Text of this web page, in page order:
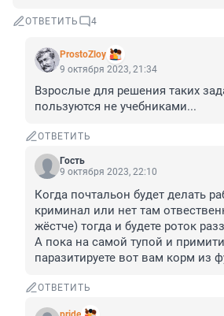
ОТВЕТИТЬ 4
ProstoZloy
9 октября 2023, 21:34
Взрослые для решения таких
пользуются не учебниками...
ОТВЕТИТЬ
Гость
9 октября 2023, 22:10
Когда почтальон будет делать
криминал или нет там
жёстче) тогда и будете роток
А пока на самой тупой и
паразитируете вот вам корм из
ОТВЕТИТЬ